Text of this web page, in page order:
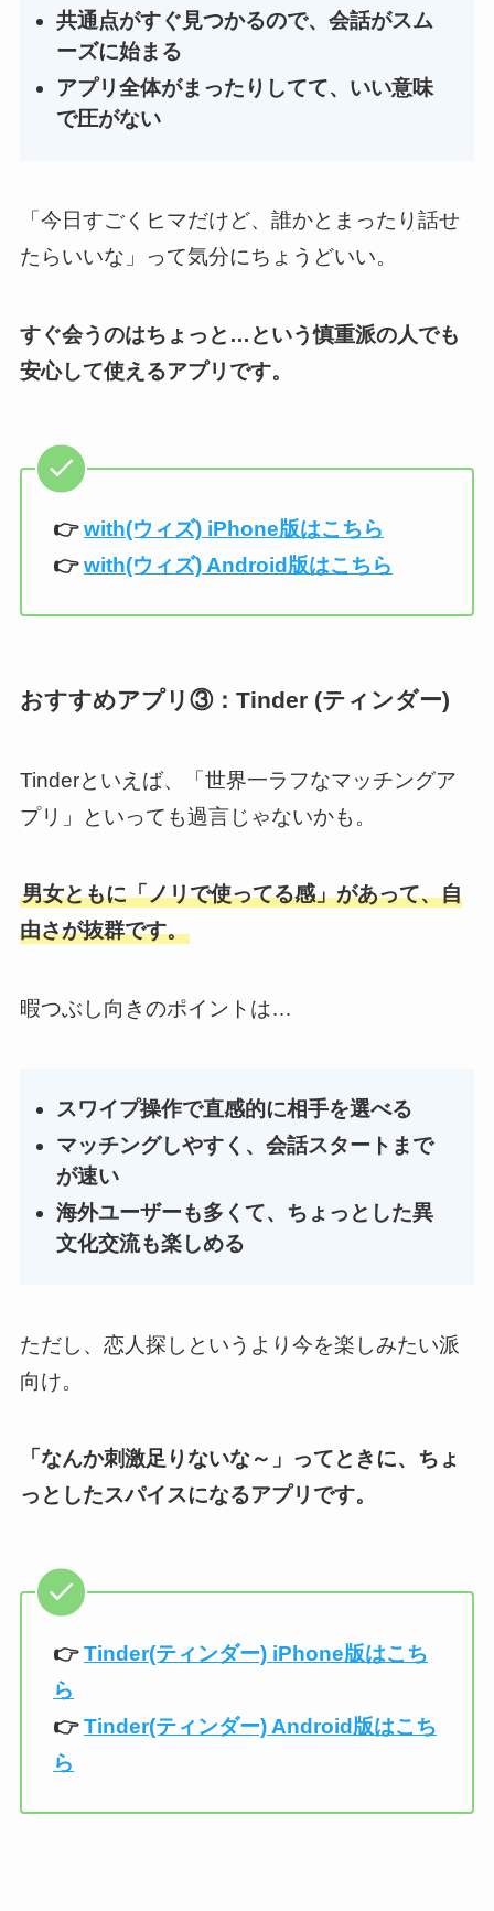
共通点がすぐ見つかるので、会話がスム
ーズに始まる
アプリ全体がまったりしてて、いい意味
で圧がない
「今日すごくヒマだけど、誰かとまったり話せ
たらいいな」って気分にちょうどいい。
すぐ会うのはちょっと…という慎重派の人でも
安心して使えるアプリです。
👉️with(ウィズ) iPhone版はこちら
👉️with(ウィズ) Android版はこちら
おすすめアプリ③：Tinder (ティンダー)
Tinderといえば、「世界一ラフなマッチングア
プリ」といっても過言じゃないかも。
男女ともに「ノリで使ってる感」があって、自
由さが抜群です。
暇つぶし向きのポイントは…
スワイプ操作で直感的に相手を選べる
マッチングしやすく、会話スタートまで
が速い
海外ユーザーも多くて、ちょっとした異
文化交流も楽しめる
ただし、恋人探しというより今を楽しみたい派
向け。
「なんか刺激足りないな～」ってときに、ちょ
っとしたスパイスになるアプリです。
👉️Tinder(ティンダー) iPhone版はこち
ら
👉️Tinder(ティンダー) Android版はこち
ら